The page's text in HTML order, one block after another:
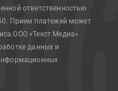
ответственностью
Прием платежей может
ООО «Текст Медиа»
данных и